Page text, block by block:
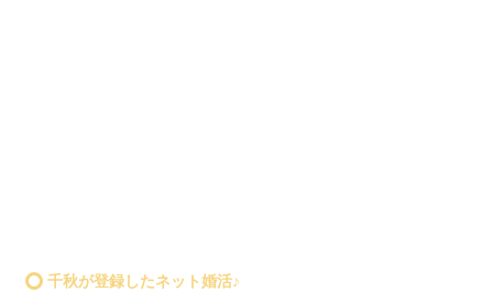
千秋が登録したネット婚活♪